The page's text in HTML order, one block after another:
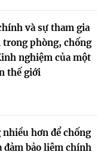
và sự tham gia
trong phòng, chống
nghiệm của một
thế giới
nhiều hơn để chống
đảm bảo liêm chính